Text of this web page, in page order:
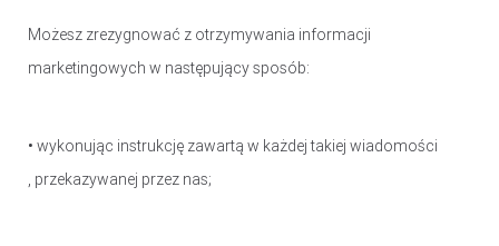
Możesz zrezygnować z otrzymywania informacji
marketingowych w następujący sposób:
• wykonując instrukcję zawartą w każdej takiej wiadomości
, przekazywanej przez nas;